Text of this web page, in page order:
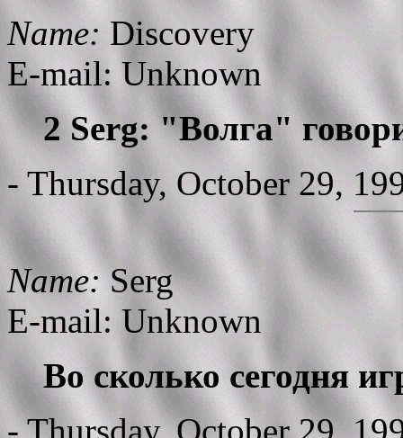
Name: Discovery
E-mail: Unknown
2 Serg: "Волга"
- Thursday, October 29,
Name:Serg
E-mail: Unknown
Во сколько сегодня